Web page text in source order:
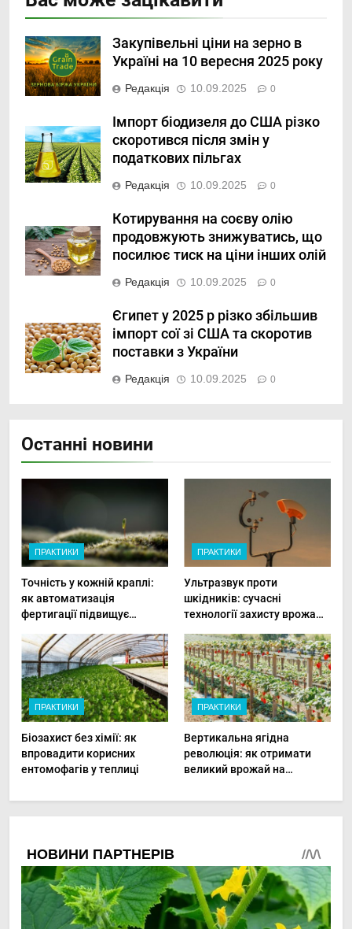
Закупівельні ціни на зерно в
Україні на 10 вересня 2025 року
Редакція 10.09.2025 0
Імпорт біодизеля до США різко
скоротився після змін у
податкових пільгах
Редакція 10.09.2025 0
Котирування на соєву олію
продовжують знижуватись, що
посилює тиск на ціни інших олій
Редакція 10.09.2025 0
Єгипет у 2025 р різко збільшив
імпорт сої зі США та скоротив
поставки з України
Редакція 10.09.2025 0
Останні новини
ПРАКТИКИ
Точність у кожній краплі:
як автоматизація
фертигації підвищує
ПРАКТИКИ
Ультразвук проти
шкідників: сучасні
технології захисту врожаю
ПРАКТИКИ
Біозахист без хімії: як
впровадити корисних
ентомофагів у теплиці
ПРАКТИКИ
Вертикальна ягідна
революція: як отримати
великий врожай на